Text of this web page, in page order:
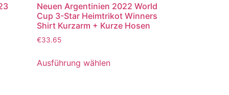
Neuen Argentinien 2022 World
Cup 3-Star Heimtrikot Winners
Shirt Kurzarm + Kurze Hosen
€33.65
Ausführung wählen